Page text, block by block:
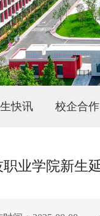
快讯 校企合作
职业学院新生